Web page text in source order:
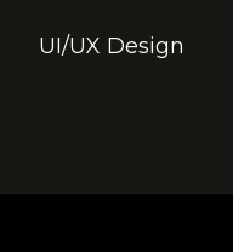
UI/UX Design